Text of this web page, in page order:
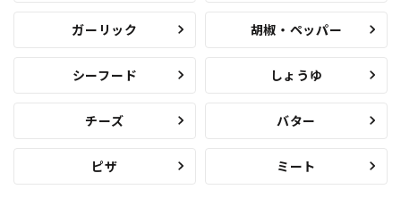
ガーリック 胡椒・ペッパー
シーフード しょうゆ
チーズ バター
ピザ ミート